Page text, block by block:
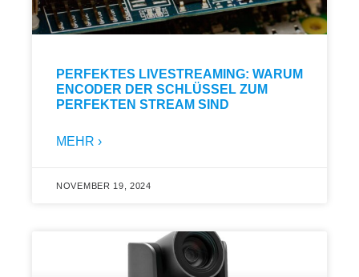
PERFEKTES LIVESTREAMING: WARUM
ENCODER DER SCHLÜSSEL ZUM
PERFEKTEN STREAM SIND
MEHR ›
NOVEMBER 19, 2024